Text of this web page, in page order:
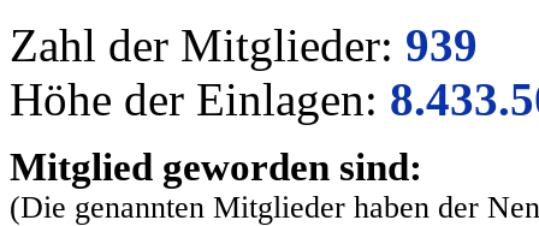
Zahl der Mitglieder: 939
Höhe der Einlagen:
Mitglied geworden sind:
(Die genannten Mitglieder haben der